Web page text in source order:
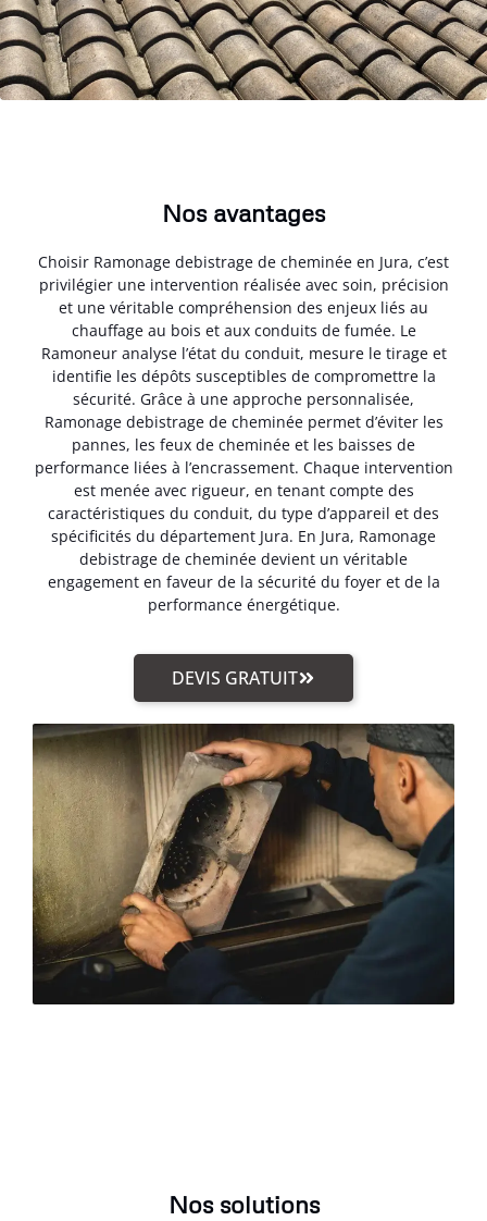
Nos avantages
Choisir Ramonage debistrage de cheminée en Jura, c’est
privilégier une intervention réalisée avec soin, précision
et une véritable compréhension des enjeux liés au
chauffage au bois et aux conduits de fumée. Le
Ramoneur analyse l’état du conduit, mesure le tirage et
identifie les dépôts susceptibles de compromettre la
sécurité. Grâce à une approche personnalisée,
Ramonage debistrage de cheminée permet d’éviter les
pannes, les feux de cheminée et les baisses de
performance liées à l’encrassement. Chaque intervention
est menée avec rigueur, en tenant compte des
caractéristiques du conduit, du type d’appareil et des
spécificités du département Jura. En Jura, Ramonage
debistrage de cheminée devient un véritable
engagement en faveur de la sécurité du foyer et de la
performance énergétique.
DEVIS GRATUIT
Nos solutions